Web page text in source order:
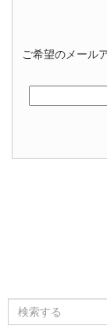
ご希望のメール